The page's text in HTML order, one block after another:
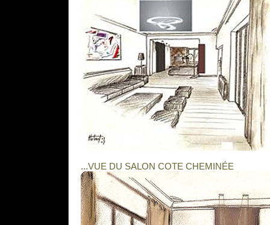
...VUE DU SALON COTE CHEMINÉE